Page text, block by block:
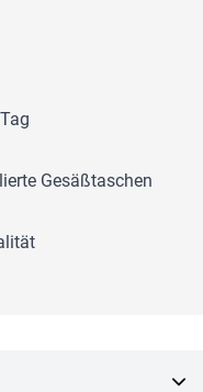
Gesäßtaschen